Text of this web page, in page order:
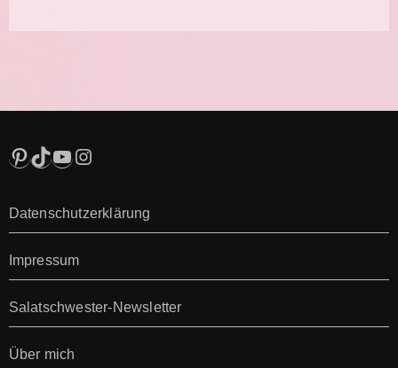
Pinterest
TikTok
YouTube
Instagram
Datenschutzerklärung
Impressum
Salatschwester-Newsletter
Über mich